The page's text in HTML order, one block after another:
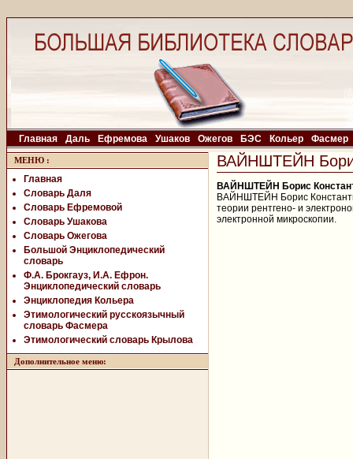
Главная Даль Ефремова Ушаков Ожегов БЭС Кольер Фасмер
МЕНЮ :
Главная
Словарь Даля
Словарь Ефремовой
Словарь Ушакова
Словарь Ожегова
Большой Энциклопедический
словарь
Ф.А. Брокгауз, И.А. Ефрон.
Энциклопедический словарь
Энциклопедия Кольера
Этимологический русскоязычный
словарь Фасмера
Этимологический словарь Крылова
Дополнительное меню:
ВАЙНШТЕЙН
ВАЙНШТЕЙН Борис
ВАЙНШТЕЙН Борис
теории рентгено- и
электронной микроскопии.